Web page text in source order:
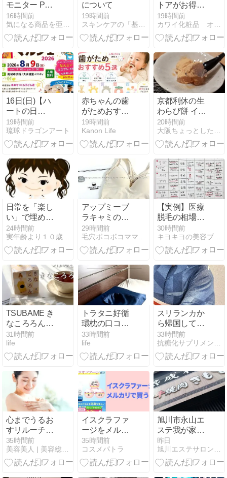
モニター PRO
MP2412 23.8
インチ
16時間前
について
19時間前
トアがお得！
12.000円以上
のご購入でク
ーポンプレゼ
19時間前
16日(日)【ハ
ートの日
SDGsマルシ
ェ2026】 天城
流湯治法 体験
19時間前
琉球ドラゴンアート
赤ちゃんの歯
がためおすす
め5選｜歯ぐ
ずり対策に人
気の商品を比
19時間前
Kanon Life
京都利休の生
わらび餅 イオ
ン藤井寺ショ
ッピングセン
ター店
20時間前
日常を「楽し
い」で埋め尽
くす。
24時間前
アップミーブ
ラキャミの口
コミ！サイズ
感・ホールド
力・透け感を
29時間前
【実例】医療
脱毛の相場は
いくら？全
身・VIO・髭
を部位別に徹
【2026年最
新】
30時間前
TSUBAME き
なころろんは
きな粉のブー
ルドネージュ
♡さくほろ美
31時間前
life
トラタニ好循
環枕の口コミ
｜ 低めの枕に
頭がフィット
する
33時間前
life
スリランカか
ら帰国して次
の日の女子会
は家庭料理お
か
33時間前
心までうるお
すリルーチェ
のスキンミル
クローション
｜特徴や選び
35時間前
美容美人 | 美容総合サイト
イスクラファ
ージをメルカ
リで買う？慎
重であるべき
3つの理由
35時間前
コスメパトラ
旭川市永山エ
ステ我が家の
旅行スタイル
昨日
旭川エステサロンボシュメル